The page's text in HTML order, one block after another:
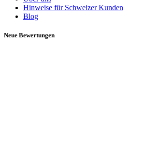
Hinweise für Schweizer Kunden
Blog
Neue Bewertungen